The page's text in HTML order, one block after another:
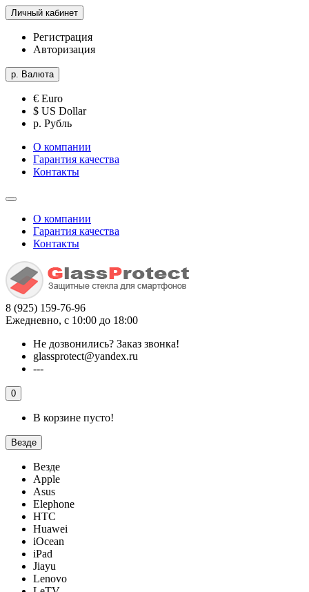
Личный кабинет
Регистрация
Авторизация
р. Валюта
€ Euro
$ US Dollar
р. Рубль
О компании
Гарантия качества
Контакты
О компании
Гарантия качества
Контакты
8 (925) 159-76-96
Ежедневно, с 10:00 до 18:00
Не дозвонились? Заказ звонка!
glassprotect@yandex.ru
---
0
В корзине пусто!
Везде
Везде
Apple
Asus
Elephone
HTC
Huawei
iOcean
iPad
Jiayu
Lenovo